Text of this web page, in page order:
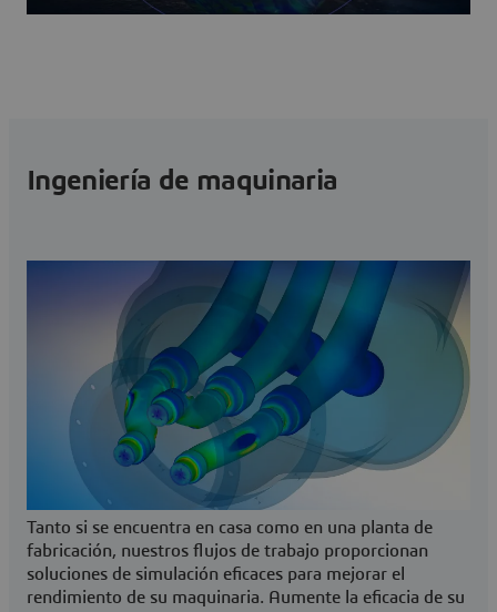
Ingeniería de maquinaria
Tanto si se encuentra en casa como en una planta de
fabricación, nuestros flujos de trabajo proporcionan
soluciones de simulación eficaces para mejorar el
rendimiento de su maquinaria. Aumente la eficacia de su